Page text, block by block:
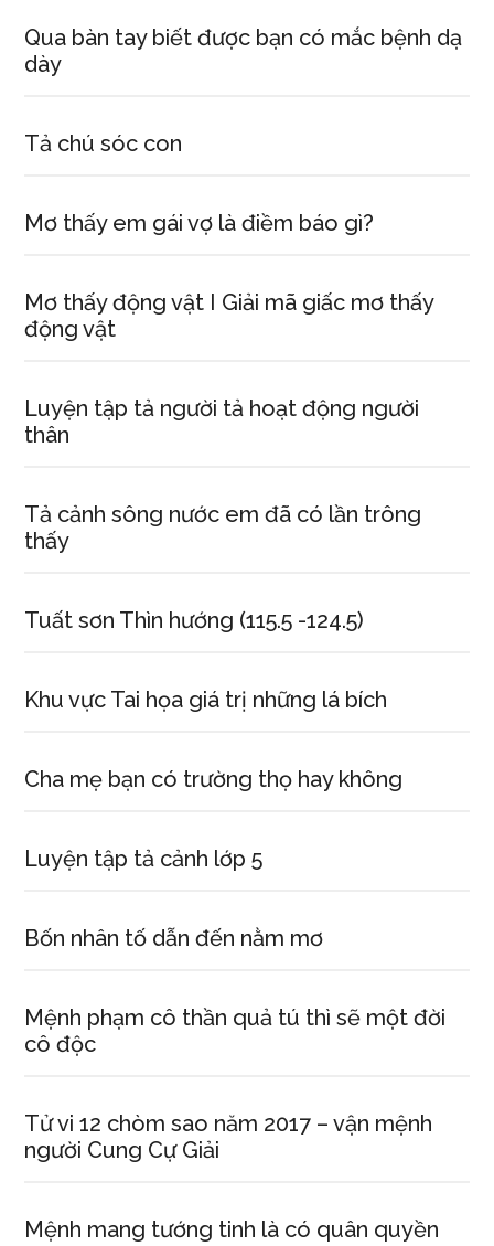
Qua bàn tay biết được bạn có mắc bệnh dạ
dày
Tả chú sóc con
Mơ thấy em gái vợ là điềm báo gì?
Mơ thấy động vật I Giải mã giấc mơ thấy
động vật
Luyện tập tả người tả hoạt động người
thân
Tả cảnh sông nước em đã có lần trông
thấy
Tuất sơn Thìn hướng (115.5 -124.5)
Khu vực Tai họa giá trị những lá bích
Cha mẹ bạn có trường thọ hay không
Luyện tập tả cảnh lớp 5
Bốn nhân tố dẫn đến nằm mơ
Mệnh phạm cô thần quả tú thì sẽ một đời
cô độc
Tử vi 12 chòm sao năm 2017 – vận mệnh
người Cung Cự Giải
Mệnh mang tướng tinh là có quân quyền